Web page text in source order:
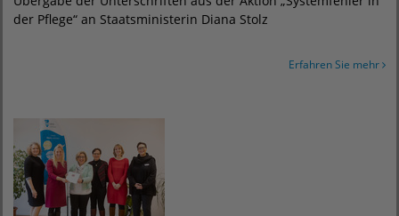
der Pflege“ an Staatsministerin Diana Stolz
Erfahren Sie mehr